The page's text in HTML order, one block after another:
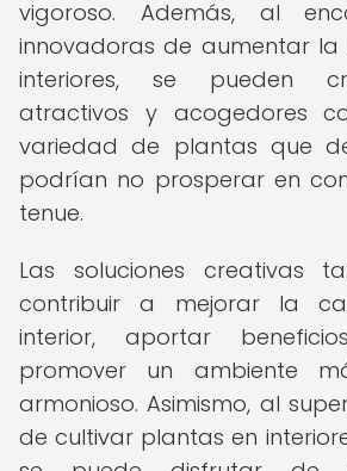
vigoroso. Además, al
innovadoras de aumentar la
interiores, se pueden
atractivos y acogedores
variedad de plantas que
podrían no prosperar en
tenue.
Las soluciones creativas
contribuir a mejorar la
interior, aportar
promover un ambiente
armonioso. Asimismo, al
de cultivar plantas en